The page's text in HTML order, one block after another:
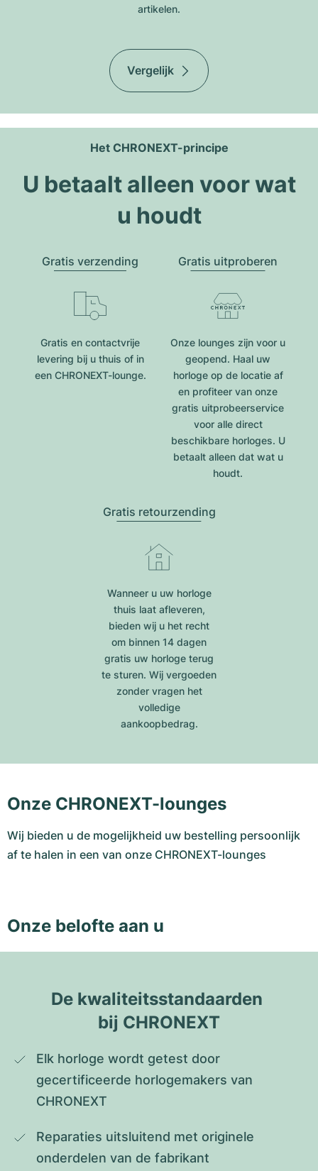
artikelen.
Vergelijk
Het CHRONEXT-principe
U betaalt alleen voor wat
u houdt
Gratis verzending
Gratis en contactvrije
levering bij u thuis of in
een CHRONEXT-lounge.
Gratis uitproberen
Onze lounges zijn voor u
geopend. Haal uw
horloge op de locatie af
en profiteer van onze
gratis uitprobeerservice
voor alle direct
beschikbare horloges. U
betaalt alleen dat wat u
houdt.
Gratis retourzending
Wanneer u uw horloge
thuis laat afleveren,
bieden wij u het recht
om binnen 14 dagen
gratis uw horloge terug
te sturen. Wij vergoeden
zonder vragen het
volledige
aankoopbedrag.
Onze CHRONEXT-lounges
Wij bieden u de mogelijkheid uw bestelling persoonlijk
af te halen in een van onze CHRONEXT-lounges
Onze belofte aan u
De kwaliteitsstandaarden
bij CHRONEXT
Elk horloge wordt getest door
gecertificeerde horlogemakers van
CHRONEXT
Reparaties uitsluitend met originele
onderdelen van de fabrikant